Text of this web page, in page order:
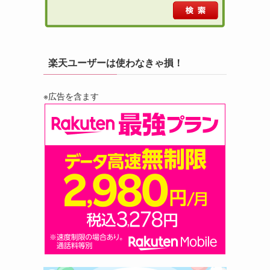
楽天ユーザーは使わなきゃ損！
※広告を含ます